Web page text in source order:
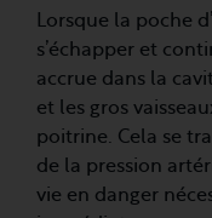
Lorsque la poche
s’échapper et
accrue dans la
et les gros
poitrine. Cela se
de la pression
vie en danger